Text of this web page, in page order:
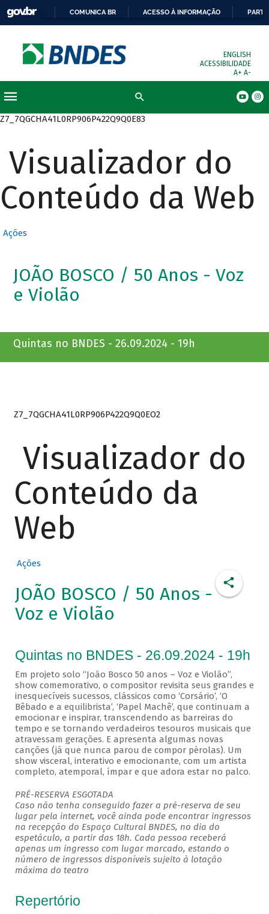
COMUNICA BR ACESSO À INFORMAÇÃO
ENGLISH
ACESSIBILIDADE
A+ A-
Z7_7QGCHA41L0RP906P422Q9Q0E83
Visualizador do
Conteúdo da Web
Ações
JOÃO BOSCO / 50 Anos - Voz
e Violão
Quintas no BNDES - 26.09.2024 - 19h
Z7_7QGCHA41L0RP906P422Q9Q0EO2
Visualizador do
Conteúdo da
Web
Ações
JOÃO BOSCO / 50 Anos -
Voz e Violão
Quintas no BNDES - 26.09.2024 - 19h
Em projeto solo “João Bosco 50 anos – Voz e Violão”,
show comemorativo, o compositor revisita seus grandes e
inesquecíveis sucessos, clássicos como ‘Corsário’, ‘O
Bêbado e a equilibrista’, ‘Papel Machê’, que continuam a
emocionar e inspirar, transcendendo as barreiras do
tempo e se tornando verdadeiros tesouros musicais que
atravessam gerações. E apresenta algumas novas
canções (já que nunca parou de compor pérolas). Um
show visceral, interativo e emocionante, com um artista
completo, atemporal, ímpar e que adora estar no palco.
PRÉ-RESERVA ESGOTADA
Caso não tenha conseguido fazer a pré-reserva de seu
lugar pela internet, você ainda pode encontrar ingressos
na recepção do Espaço Cultural BNDES, no dia do
espetáculo, a partir das 18h. Cada pessoa receberá
apenas um ingresso com lugar marcado, estando o
número de ingressos disponíveis sujeito à lotação
máxima do teatro
Repertório